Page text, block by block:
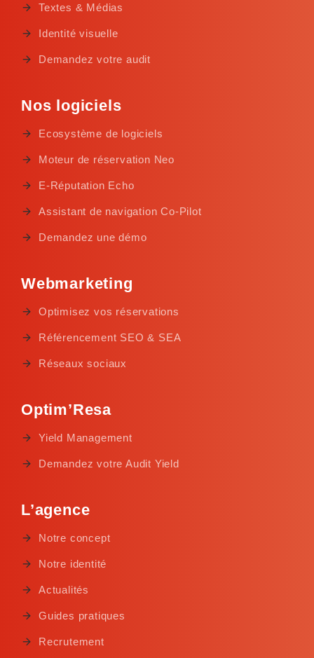
Textes & Médias
Identité visuelle
Demandez votre audit
Nos logiciels
Ecosystème de logiciels
Moteur de réservation Neo
E-Réputation Echo
Assistant de navigation Co-Pilot
Demandez une démo
Webmarketing
Optimisez vos réservations
Référencement SEO & SEA
Réseaux sociaux
Optim’Resa
Yield Management
Demandez votre Audit Yield
L’agence
Notre concept
Notre identité
Actualités
Guides pratiques
Recrutement